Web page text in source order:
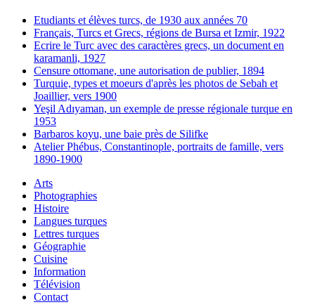
Etudiants et élèves turcs, de 1930 aux années 70
Français, Turcs et Grecs, régions de Bursa et Izmir, 1922
Ecrire le Turc avec des caractères grecs, un document en
karamanli, 1927
Censure ottomane, une autorisation de publier, 1894
Turquie, types et moeurs d'après les photos de Sebah et
Joaillier, vers 1900
Yeşil Adıyaman, un exemple de presse régionale turque en
1953
Barbaros koyu, une baie près de Silifke
Atelier Phébus, Constantinople, portraits de famille, vers
1890-1900
Arts
Photographies
Histoire
Langues turques
Lettres turques
Géographie
Cuisine
Information
Télévision
Contact